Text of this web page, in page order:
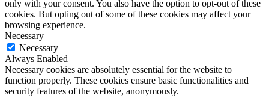
only with your consent. You also have the option to opt-out of these
cookies. But opting out of some of these cookies may affect your
browsing experience.
Necessary
Necessary
Always Enabled
Necessary cookies are absolutely essential for the website to
function properly. These cookies ensure basic functionalities and
security features of the website, anonymously.